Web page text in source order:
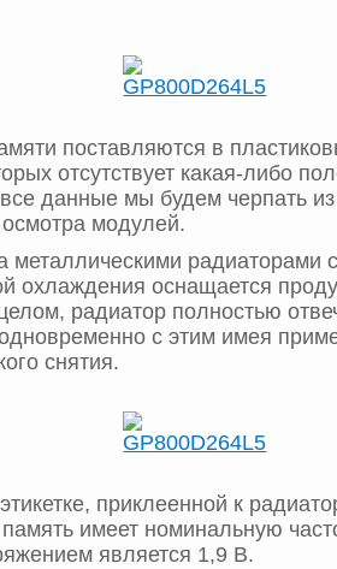
поставляются в
отсутствует какая-либо
данные мы будем черпать
модулей.
радиаторами
охлаждения оснащается
радиатор полностью
с этим имея
снятия.
приклеенной к
память имеет номинальную
является 1,9 В.